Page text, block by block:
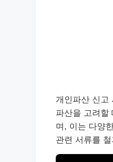
개인파산 신고
파산을 고려할
며, 이는 다양
관련 서류를